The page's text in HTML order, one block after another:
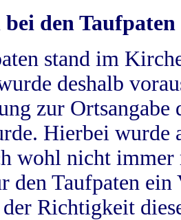
den Taufpaten
stand im
deshalb
zur
Hierbei wurde
wohl nicht
den Taufpaten
Richtigkeit